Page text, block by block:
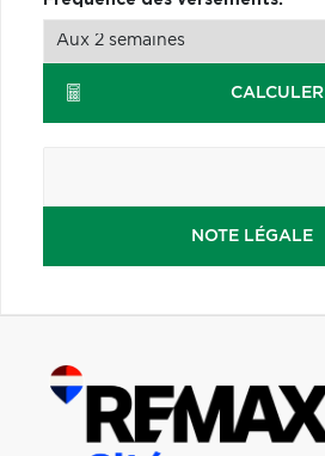
CALCULER
NOTE LÉGALE